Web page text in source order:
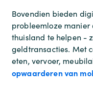
Bovendien bieden
probleemloze manier
thuisland te helpen -
geldtransacties. Met
eten, vervoer,
opwaarderen van